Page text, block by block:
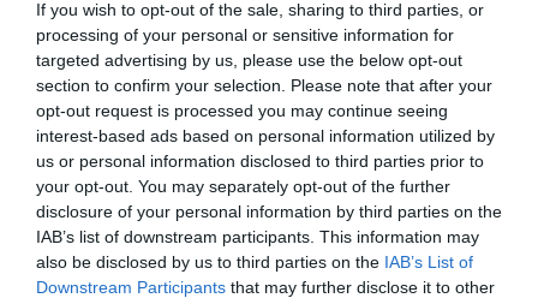
If you wish to opt-out of the sale, sharing to third parties, or
processing of your personal or sensitive information for
targeted advertising by us, please use the below opt-out
section to confirm your selection. Please note that after your
opt-out request is processed you may continue seeing
interest-based ads based on personal information utilized by
us or personal information disclosed to third parties prior to
your opt-out. You may separately opt-out of the further
disclosure of your personal information by third parties on the
IAB’s list of downstream participants. This information may
also be disclosed by us to third parties on the IAB’s List of
Downstream Participants that may further disclose it to other
biznesowe. Topowe modele notebooków serii Pro
wyposażone są w modemy do łączności LTE i 5G ze
wsparciem eSIM. Wiele modeli notebooków Dell serii Pro
ze względu na bezawaryjność i wyjątkową trwałość
konstrukcji uważa się za liderów w swojej klasie.
Notebook Dell Pro 14 jest dostępny w dwóch wariantach:
eleganckim, metalicznym wykończeniu w kolorze
Platinum Silver oraz teksturowanym wykończeniu w
kolorze Magnetite.
Poddano go rygorystycznym testom wytrzymałości i
niezawodności MIL-STD, dzięki czemu możesz
bezpiecznie pracować na nim również w podróży.